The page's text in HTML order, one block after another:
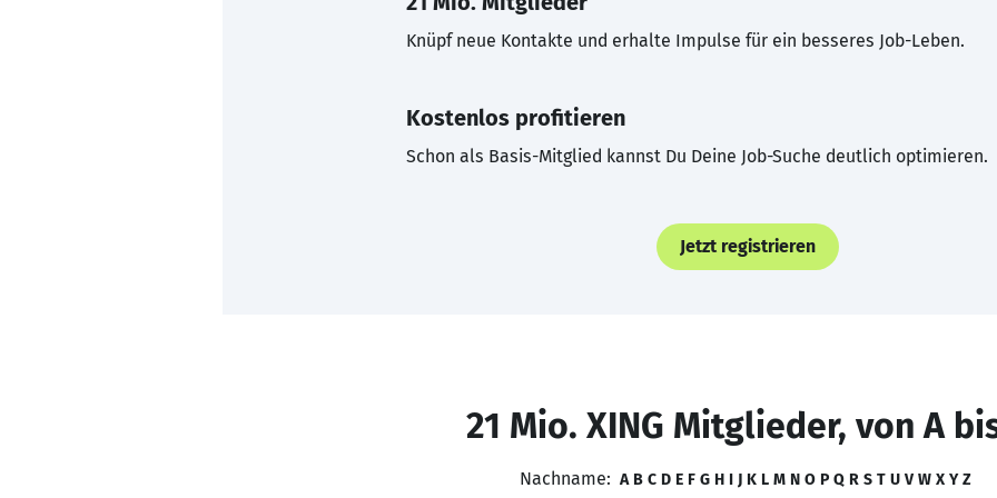
Knüpf neue Kontakte und erhalte Impulse für ein besseres Job-Leben.
Kostenlos profitieren
Schon als Basis-Mitglied kannst Du Deine Job-Suche deutlich optimieren.
Jetzt registrieren
21 Mio. XING Mitglieder, von A
Nachname: A B C D E F G H I J K L M N O P Q R S T U V W X Y Z